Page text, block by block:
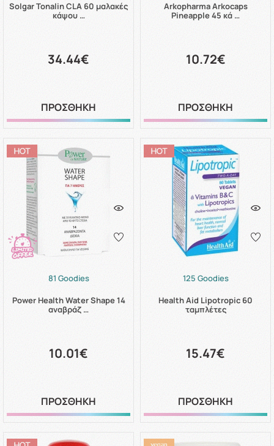
Solgar Tonalin CLA 60 μαλακές
κάψου …
34.44€
ΠΡΟΣΘΗΚΗ
Arkopharma Arkocaps
Pineapple 45 κά …
10.72€
ΠΡΟΣΘΗΚΗ
81 Goodies
Power Health Water Shape 14
αναβράζ …
10.01€
ΠΡΟΣΘΗΚΗ
125 Goodies
Health Aid Lipotropic 60
ταμπλέτες
15.47€
ΠΡΟΣΘΗΚΗ